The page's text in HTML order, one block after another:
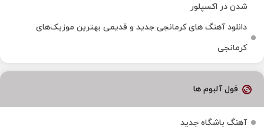
شدن در اکسپلور
دانلود آهنگ‌ های کرمانجی جدید و قدیمی بهترین موزیک‌های
کرمانجی
فول آلبوم ها
آهنگ باشگاه جدید